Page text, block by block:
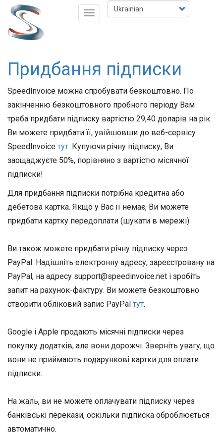
Перейти
основного
вмісту
Select
your
Toggle
Придбання підписки
SpeedInvoice можна спробувати безкоштовно. По
закінченню безкоштовного пробного періоду Вам
треба придбати підписку вартістю 29,40 доларів на рік.
Ви можете придбати її, увійшовши до веб-сервісу
SpeedInvoice тут. Купуючи річну підписку, Ви
заощаджуєте 50%, порівняно з вартістю місячної
підписки!
Для придбання підписки потрібна кредитна або
дебетова картка. Якщо у Вас її немає, Ви можете
придбати картку передоплати (шукати в мережі).
Ви також можете придбати річну підписку через
PayPal. Надішліть електронну адресу, зареєстровану на
PayPal, на адресу support@speedinvoice.net і зробіть
запит на рахунок-фактуру. Ви можете безкоштовно
створити обліковий запис PayPal тут.
Google і Apple продають місячні підписки через
покупку додатків, але вони дорожчі. Зверніть увагу, що
вони не приймають подарункові картки для оплати
підписки.
На жаль, ви не можете оплачувати підписку через
банківські перекази, оскільки підписка оброблюється
автоматично.